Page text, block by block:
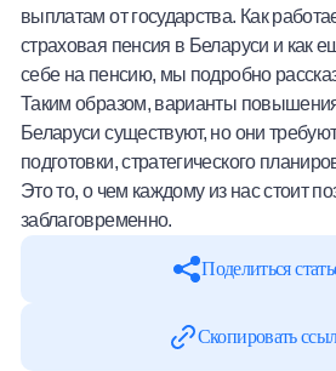
выплатам от государства. Как
страховая пенсия в Беларуси и как
себе на пенсию, мы подробно
Таким образом, варианты
Беларуси существуют, но они
подготовки, стратегического
Это то, о чем каждому из нас стоит
заблаговременно.
Поделиться
Скопировать